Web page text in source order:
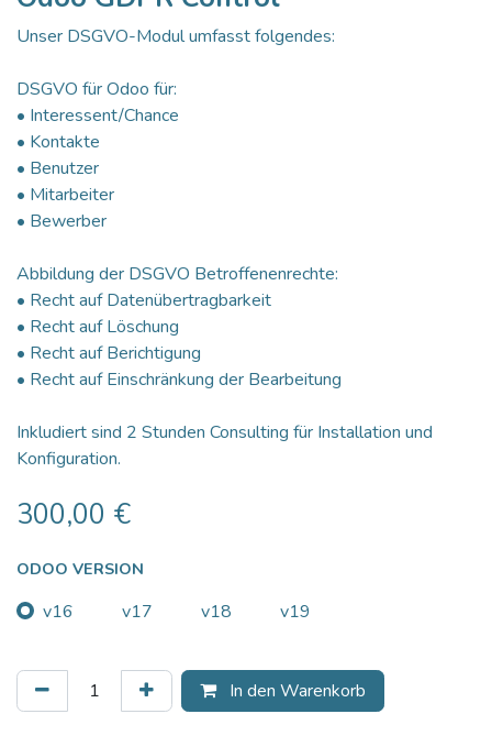
Unser DSGVO-Modul umfasst folgendes:
DSGVO für Odoo für:
• Interessent/Chance
• Kontakte
• Benutzer
• Mitarbeiter
• Bewerber
Abbildung der DSGVO Betroffenenrechte:
• Recht auf Datenübertragbarkeit
• Recht auf Löschung
• Recht auf Berichtigung
• Recht auf Einschränkung der Bearbeitung
Inkludiert sind 2 Stunden Consulting für Installation und
Konfiguration.
300,00 €
ODOO VERSION
v16 v17 v18 v19
In den Warenkorb